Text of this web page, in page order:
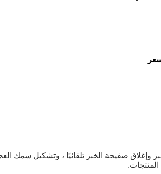
صفيحة الخبز تلقائيًا ، وتشكيل سمك